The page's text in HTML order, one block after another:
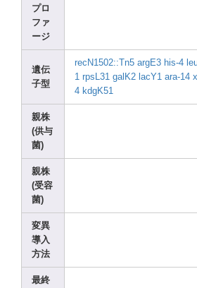
プロ
ファ
ージ
遺伝
子型
recN1502:: Tn5 argE3 his-4
1 rpsL31 galK2 lacY1 ara-14
4 kdgK51
親株
(供与
菌)
親株
(受容
菌)
変異
導入
方法
最終